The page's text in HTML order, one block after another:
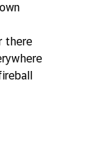
there